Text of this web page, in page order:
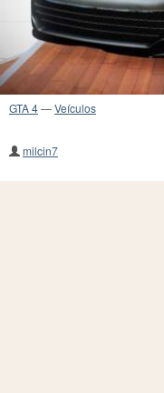
GTA 4—Veículos
milcin7